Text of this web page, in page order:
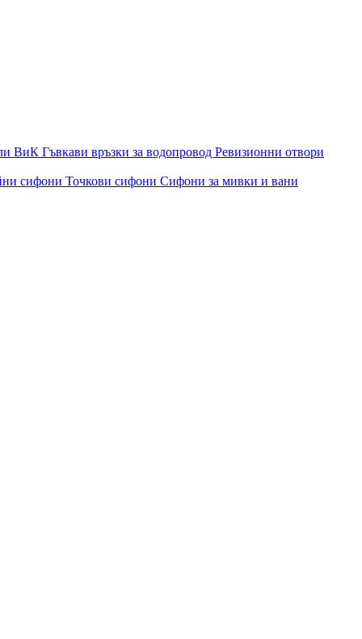
ВиК Гъвкави връзки за водопровод Ревизионни отвори
сифони Точкови сифони Сифони за мивки и вани